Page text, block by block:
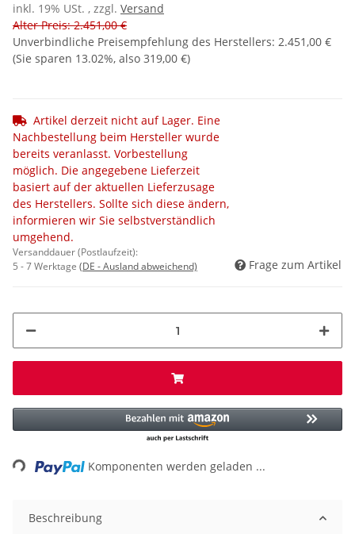
inkl. 19% USt. , zzgl. Versand
Alter Preis: 2.451,00 €
Unverbindliche Preisempfehlung des Herstellers: 2.451,00 €
(Sie sparen 13.02%, also 319,00 €)
Artikel derzeit nicht auf Lager. Eine
Nachbestellung beim Hersteller wurde
bereits veranlasst. Vorbestellung
möglich. Die angegebene Lieferzeit
basiert auf der aktuellen Lieferzusage
des Herstellers. Sollte sich diese ändern,
informieren wir Sie selbstverständlich
umgehend.
Versanddauer (Postlaufzeit):
5 - 7 Werktage (DE - Ausland abweichend) Frage zum Artikel
Loading... Komponenten werden geladen ...
Beschreibung